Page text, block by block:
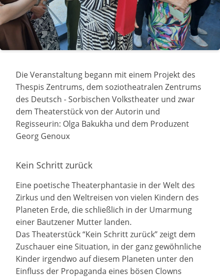
Die Veranstaltung begann mit einem Projekt des
Thespis Zentrums, dem soziotheatralen Zentrums
des Deutsch - Sorbischen Volkstheater und zwar
dem Theaterstück von der Autorin und
Regisseurin: Olga Bakukha und dem Produzent
Georg Genoux
Kein Schritt zurück
Eine poetische Theaterphantasie in der Welt des
Zirkus und den Weltreisen von vielen Kindern des
Planeten Erde, die schließlich in der Umarmung
einer Bautzener Mutter landen.
Das Theaterstück “Kein Schritt zurück” zeigt dem
Zuschauer eine Situation, in der ganz gewöhnliche
Kinder irgendwo auf diesem Planeten unter den
Einfluss der Propaganda eines bösen Clowns